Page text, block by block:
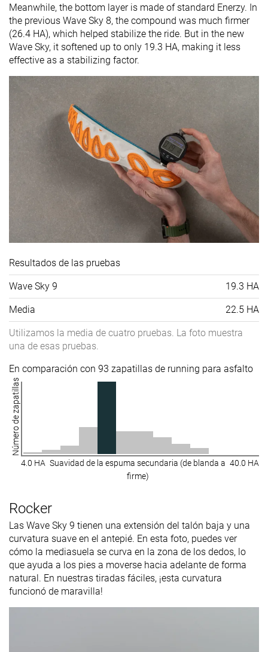
Meanwhile, the bottom layer is made of standard Enerzy. In
the previous Wave Sky 8, the compound was much firmer
(26.4 HA), which helped stabilize the ride. But in the new
Wave Sky, it softened up to only 19.3 HA, making it less
effective as a stabilizing factor.
Resultados de las pruebas
Wave Sky 9 19.3 HA
Media 22.5 HA
Utilizamos la media de cuatro pruebas. La foto muestra
una de esas pruebas.
En comparación con 93 zapatillas de running para asfalto
Número de zapatillas
4.0 HA Suavidad de la espuma secundaria (de blanda a
firme)
40.0 HA
Rocker
Las Wave Sky 9 tienen una extensión del talón baja y una
curvatura suave en el antepié. En esta foto, puedes ver
cómo la mediasuela se curva en la zona de los dedos, lo
que ayuda a los pies a moverse hacia adelante de forma
natural. En nuestras tiradas fáciles, ¡esta curvatura
funcionó de maravilla!